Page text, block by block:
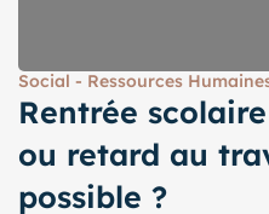
Social - Ressources
Rentrée
ou retard au
possible ?